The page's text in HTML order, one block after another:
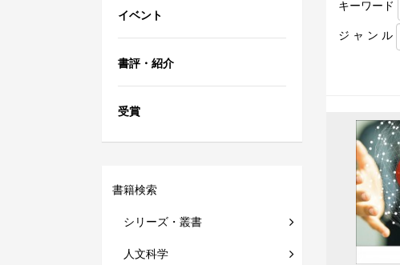
イベント
書評・紹介
受賞
書籍検索
シリーズ・叢書
人文科学
キーワード
ジ ャ ン ル